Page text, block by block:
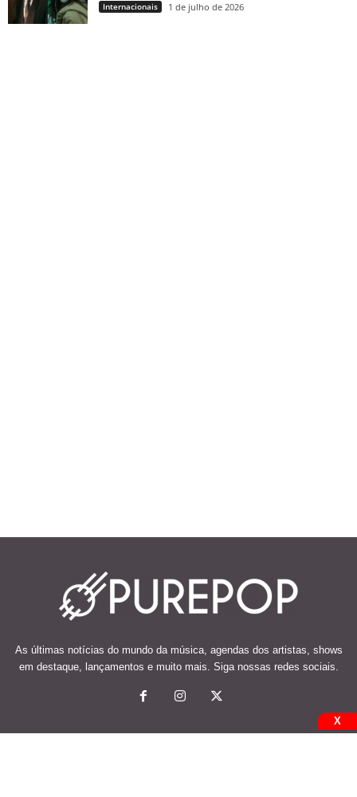
Internacionais 1 de julho de 2026
As últimas notícias do mundo da música, agendas dos artistas, shows
em destaque, lançamentos e muito mais. Siga nossas redes sociais.
X